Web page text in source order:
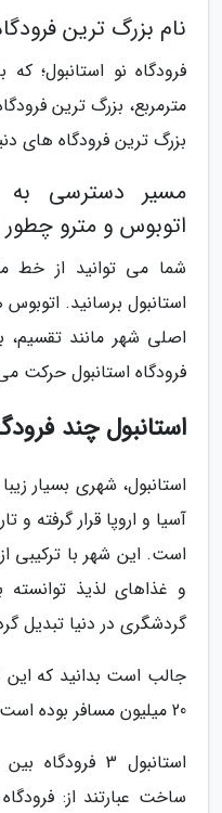
نام بزرگ ترین
مترمربع، بزرگ ترین
بزرگ ترین فرودگاه های
مسیر دسترسی به
اتوبوس و مترو
اصلی شهر مانند
فرودگاه استانبول حرکت
استانبول چند
استانبول، شهری بسیار
آسیا و اروپا قرار گرفته و
است. این شهر با ترکیبی
و غذاهای لذیذ
گردشگری در دنیا تبدیل
20 میلیون مسافر بوده است!
استانبول 3
ساخت عبارتند از: